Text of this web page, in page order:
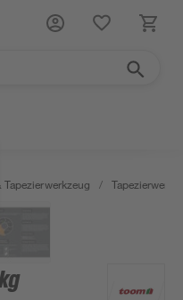
Tapezierwerkzeug /